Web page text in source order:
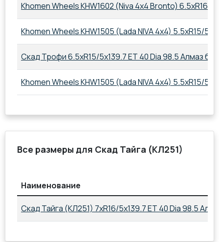
Khomen Wheels KHW1602 (Niva 4x4 Bronto) 6.5xR16/
Khomen Wheels KHW1505 (Lada NIVA 4x4) 5.5xR15/
Скад Трофи 6.5xR15/5x139.7 ET 40 Dia 98.5 Алмаз
Khomen Wheels KHW1505 (Lada NIVA 4x4) 5.5xR15/
Все размеры для Скад Тайга (КЛ251)
Наименование
Скад Тайга (КЛ251) 7xR16/5x139.7 ET 40 Dia 98.5